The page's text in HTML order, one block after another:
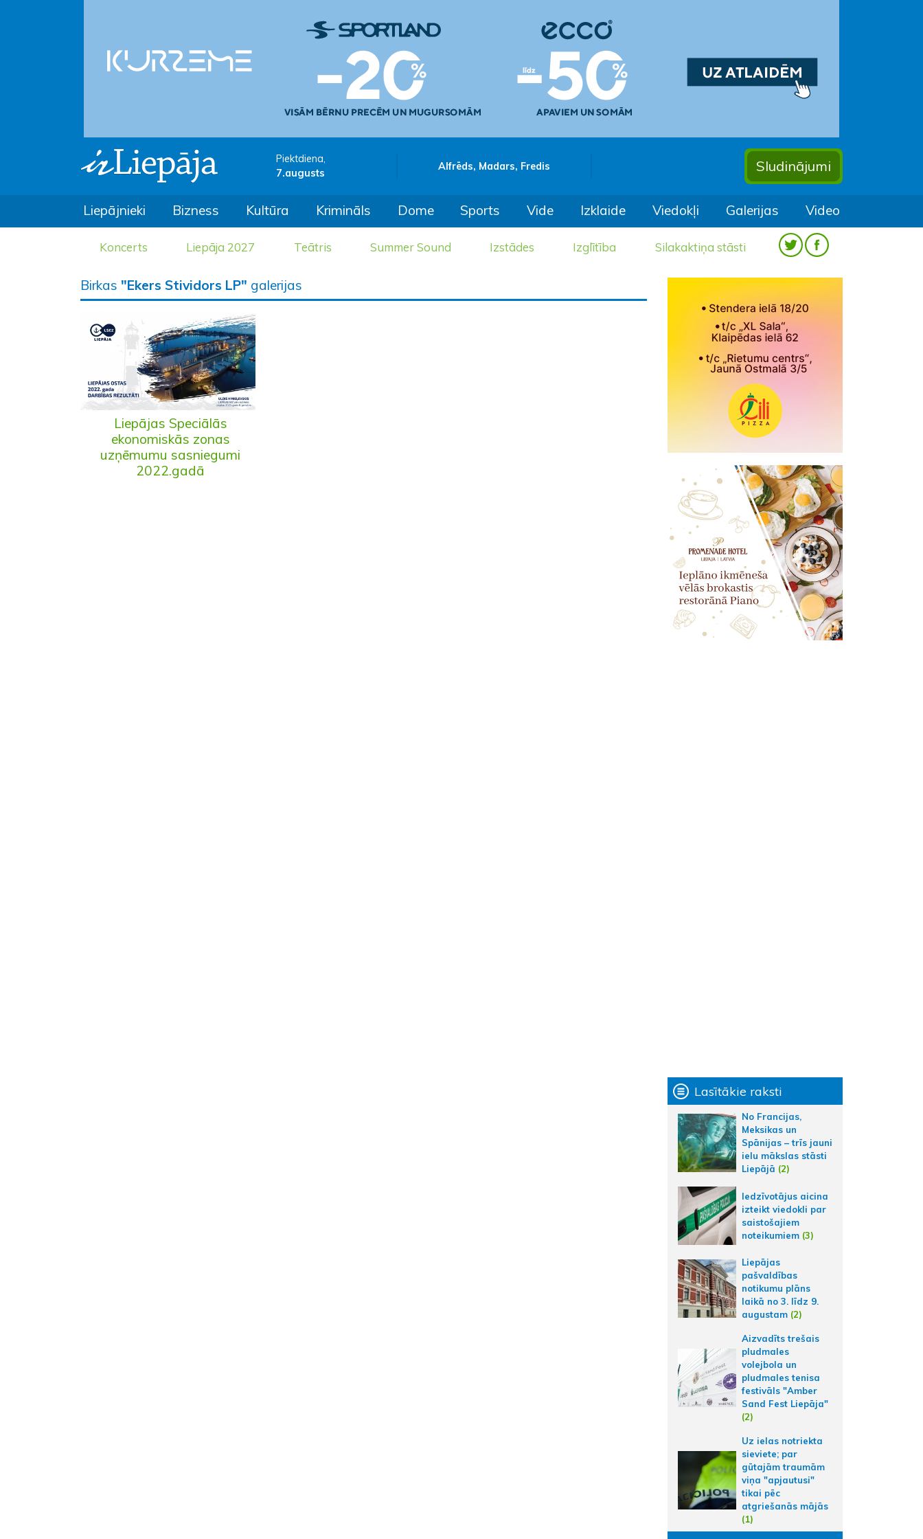
Piektdiena,
7.augusts
Alfrēds, Madars, Fredis Sludinājumi
Liepājnieki Bizness Kultūra Krimināls Dome Sports Vide Izklaide Viedokļi Galerijas Video
Koncerts Liepāja 2027 Teātris Summer Sound Izstādes Izglītība Silakaktiņa stāsti
Birkas "Ekers Stividors LP" galerijas
Liepājas Speciālās
ekonomiskās zonas
uzņēmumu sasniegumi
2022.gadā
Lasītākie raksti
No Francijas,
Meksikas un
Spānijas – trīs jauni
ielu mākslas stāsti
Liepājā (2)
Iedzīvotājus aicina
izteikt viedokli par
saistošajiem
noteikumiem (3)
Liepājas
pašvaldības
notikumu plāns
laikā no 3. līdz 9.
augustam (2)
Aizvadīts trešais
pludmales
volejbola un
pludmales tenisa
festivāls "Amber
Sand Fest Liepāja"
(2)
Uz ielas notriekta
sieviete; par
gūtajām traumām
viņa "apjautusi"
tikai pēc
atgriešanās mājās
(1)